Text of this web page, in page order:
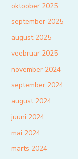
oktoober 2025
september 2025
august 2025
veebruar 2025
november 2024
september 2024
august 2024
juuni 2024
mai 2024
märts 2024